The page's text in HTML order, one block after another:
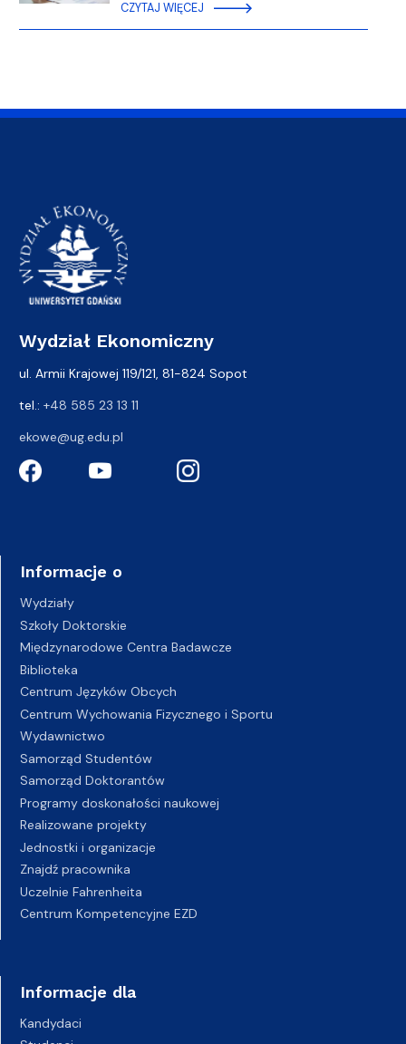
CZYTAJ WIĘCEJ
Wydział Ekonomiczny
ul. Armii Krajowej 119/121, 81-824 Sopot
tel.: +48 585 23 13 11
ekowe@ug.edu.pl
Informacje o
Wydziały
Szkoły Doktorskie
Międzynarodowe Centra Badawcze
Biblioteka
Centrum Języków Obcych
Centrum Wychowania Fizycznego i Sportu
Wydawnictwo
Samorząd Studentów
Samorząd Doktorantów
Programy doskonałości naukowej
Realizowane projekty
Jednostki i organizacje
Znajdź pracownika
Uczelnie Fahrenheita
Centrum Kompetencyjne EZD
Informacje dla
Kandydaci